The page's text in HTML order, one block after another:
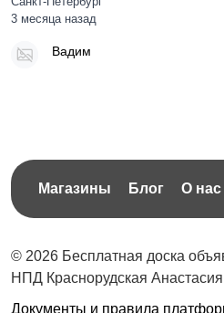
3 месяца назад
Вадим
Магазины Блог О нас
© 2026 Бесплатная доска
НПД Краснорудская
Документы и правила